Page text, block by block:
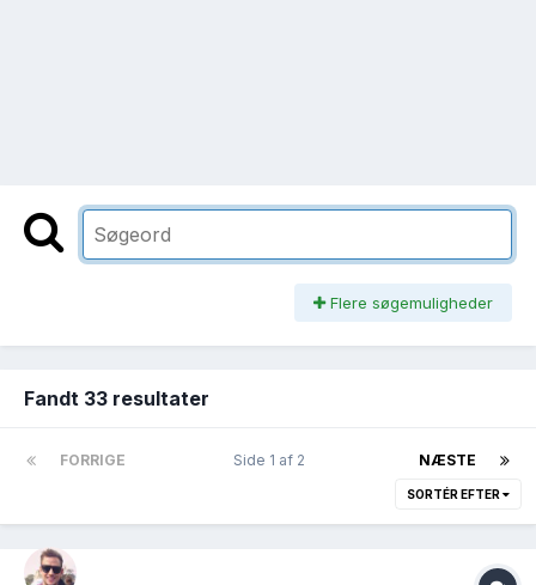
Flere søgemuligheder
Fandt 33 resultater
FORRIGE NÆSTE
Side 1 af 2
SORTÉR EFTER